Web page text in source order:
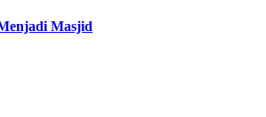
Masjid